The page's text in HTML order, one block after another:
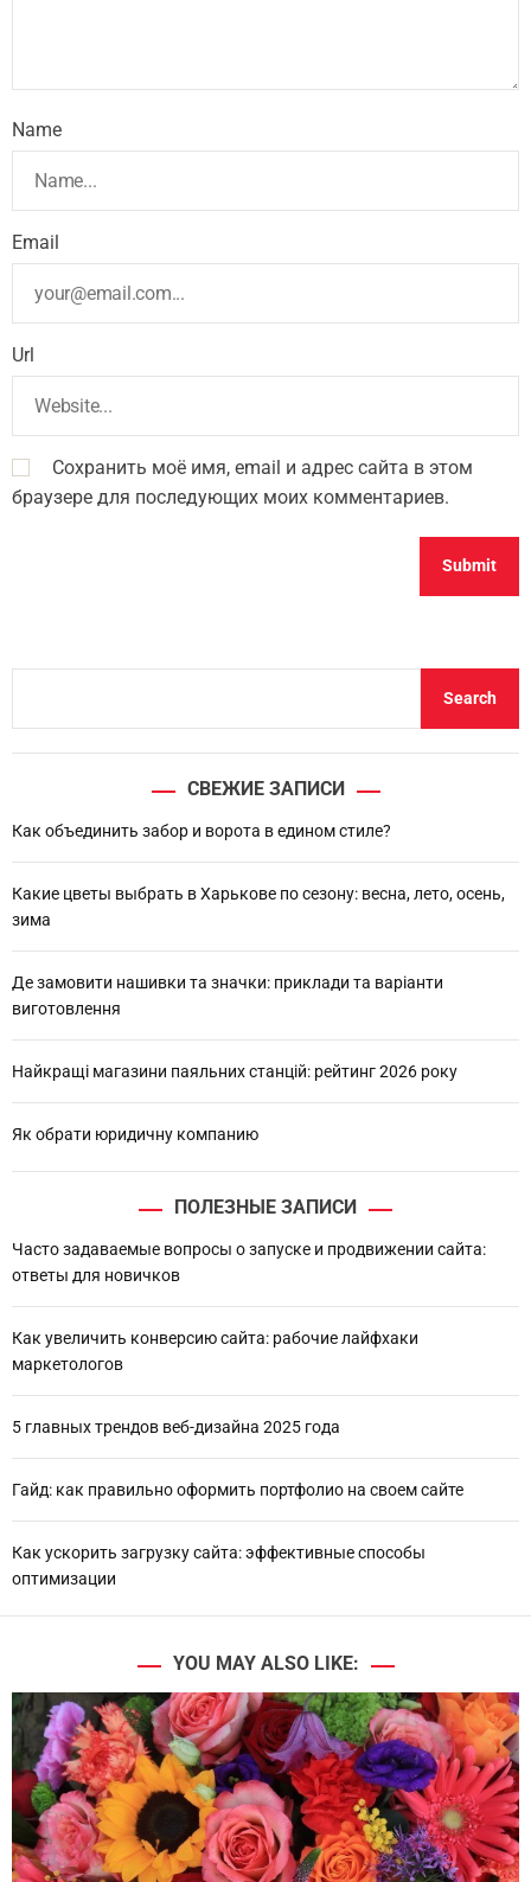
Name
Email
Url
Сохранить моё имя, email и адрес сайта в этом
браузере для последующих моих комментариев.
h
Search
СВЕЖИЕ ЗАПИСИ
Как объединить забор и ворота в едином стиле?
Какие цветы выбрать в Харькове по сезону: весна, лето, осень,
зима
Де замовити нашивки та значки: приклади та варіанти
виготовлення
Найкращі магазини паяльних станцій: рейтинг 2026 року
Як обрати юридичну компанию
ПОЛЕЗНЫЕ ЗАПИСИ
Часто задаваемые вопросы о запуске и продвижении сайта:
ответы для новичков
Как увеличить конверсию сайта: рабочие лайфхаки
маркетологов
5 главных трендов веб-дизайна 2025 года
Гайд: как правильно оформить портфолио на своем сайте
Как ускорить загрузку сайта: эффективные способы
оптимизации
YOU MAY ALSO LIKE: